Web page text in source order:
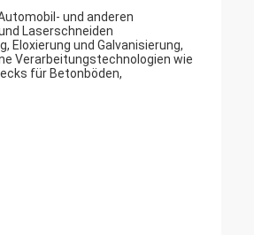
und anderen
Laserschneiden
Eloxierung und Galvanisierung,
Verarbeitungstechnologien wie
für Betonböden,